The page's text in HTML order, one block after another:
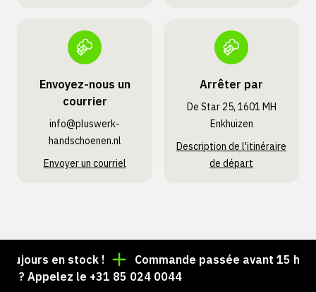
Envoyez-nous un
courrier
info@pluswerk­
handschoenen.nl
Envoyer un courriel
Arrêter par
De Star 25, 1601 MH
Enkhuizen
Description de l'itinéraire
de départ
en stock !
Commande passée avant 15 h =
? Appelez le +31 85 024 0044